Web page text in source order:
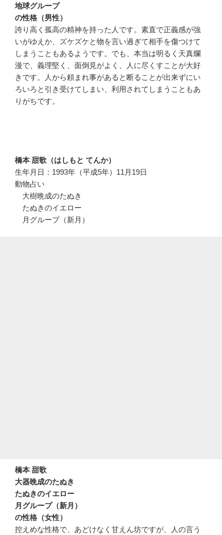
地球グループ
の性格（男性）
誇り高く孤高の精神を持った人です。素直で正義感が強
いがゆえか、ズケズケと物を言い過ぎて相手を傷つけて
しまうこともあるようです。でも、本当は明るく天真爛
漫で、義理堅く、面倒見がよく、人に尽くすことが大好
きです。人から頼まれ事があると断ることが出来ずにい
ろいろと引き受けてしまい、利用されてしまうこともあ
りがちです。
橋本 甜歌（はしもと てんか）
生年月日：1993年（平成5年）11月19日
動物占い
大樹晩成のたぬき
たぬきのイエロー
月グループ（新月）
橋本 甜歌
大器晩成のたぬき
たぬきのイエロー
月グループ（新月）
の性格（女性）
控えめな性格で、あどけなく甘えん坊ですが、人の言う